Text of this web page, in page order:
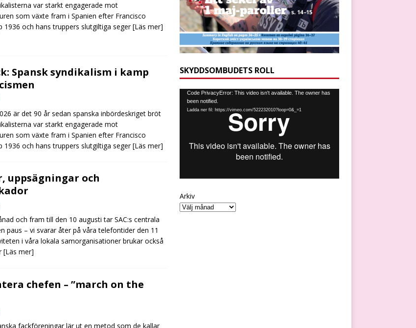
var starkt engagerade mot
som växte fram i Spanien efter Francisco
1936 och hans truppers slutgiltiga seger[Läs mer]
Spansk syndikalism i kamp
är det 90 år sedan spanska inbördeskriget bröt
var starkt engagerade mot
som växte fram i Spanien efter Francisco
1936 och hans truppers slutgiltiga seger[Läs mer]
uppsägningar och
och fram till den 10 augusti tar SAC:s centrala
paus – vi svarar åter på våra telefontider den 11
i våra lokala samorganisationer brukar också
[Läs mer]
chefen – ”march on the
fackföreningar lär ut en metod som de kallar
SKYDDSOMBUDETS ROLL
Videospelare
Code PrivacyError: This video isn't available. The owner has
been notified.
Ladda ner fil: https://vimeo.com/522232010?loop=0&_=1
Arkiv